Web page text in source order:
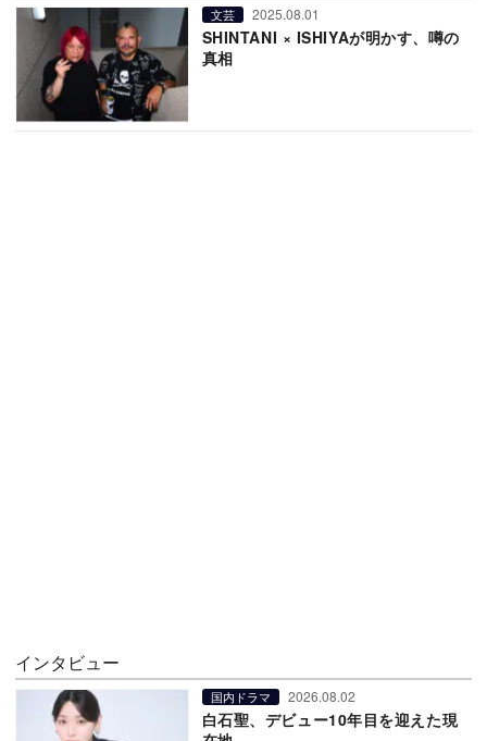
文芸 2025.08.01
SHINTANI × ISHIYAが明かす、噂の
真相
インタビュー
国内ドラマ 2026.08.02
白石聖、デビュー10年目を迎えた現